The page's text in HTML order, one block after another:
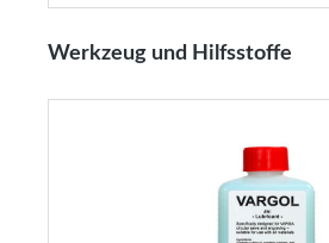
Produktgalerie überspringen
Werkzeug und Hilfsstoffe